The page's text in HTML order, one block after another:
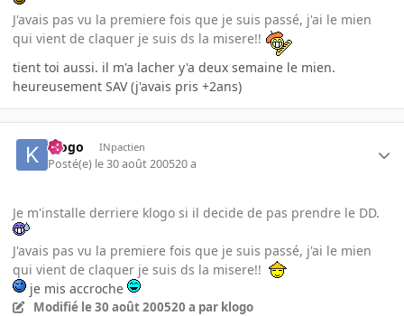
J'avais pas vu la premiere fois que je suis passé, j'ai le mien
qui vient de claquer je suis ds la misere!!
tient toi aussi. il m'a lacher y'a deux semaine le mien.
heureusement SAV (j'avais pris +2ans)
klogo INpactien
Posté(e) le 30 août 200520 a
Je m'installe derriere klogo si il decide de pas prendre le DD.
J'avais pas vu la premiere fois que je suis passé, j'ai le mien
qui vient de claquer je suis ds la misere!!
je mis accroche
Modifié le 30 août 200520 a par klogo